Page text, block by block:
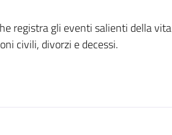
registra gli eventi salienti della vita
civili, divorzi e decessi.